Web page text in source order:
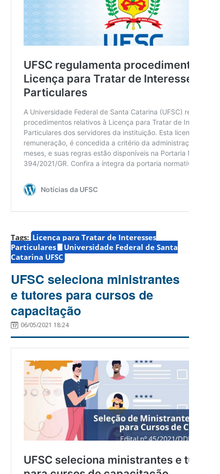
Tags: Licença para Tratar de Interesses
Particulares
Universidade Federal de Santa
Catarina UFSC
UFSC seleciona ministrantes
e tutores para cursos de
capacitação
06/05/2021 18:24